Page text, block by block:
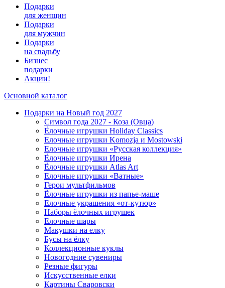
Подарки
для женщин
Подарки
для мужчин
Подарки
на свадьбу
Бизнес
подарки
Акции!
Основной каталог
Подарки на Новый год 2027
Символ года 2027 - Коза (Овца)
Ёлочные игрушки Holiday Classics
Елочные игрушки Komozja и Mostowski
Елочные игрушки «Русская коллекция»
Ёлочные игрушки Ирена
Ёлочные игрушки Atlas Art
Елочные игрушки «Ватные»
Герои мультфильмов
Ёлочные игрушки из папье-маше
Елочные украшения «от-кутюр»
Наборы ёлочных игрушек
Елочные шары
Макушки на елку
Бусы на ёлку
Коллекционные куклы
Новогодние сувениры
Резные фигуры
Искусственные елки
Картины Сваровски